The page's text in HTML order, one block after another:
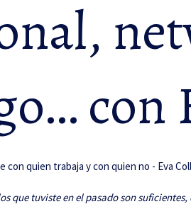
con
que tuviste en el pasado son